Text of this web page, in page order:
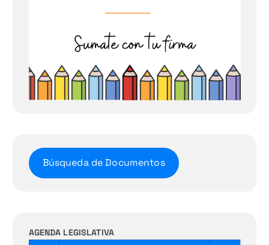
Búsqueda de Documentos
AGENDA LEGISLATIVA